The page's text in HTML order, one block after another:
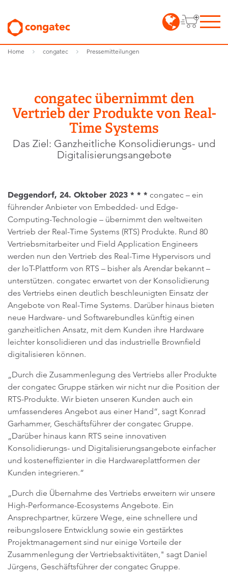
Home congatec Pressemitteilungen
congatec übernimmt den
Vertrieb der Produkte von Real-
Time Systems
Das Ziel: Ganzheitliche Konsolidierungs- und
Digitalisierungsangebote
Deggendorf, 24. Oktober 2023 * * * congatec – ein
führender Anbieter von Embedded- und Edge-
Computing-Technologie – übernimmt den weltweiten
Vertrieb der Real-Time Systems (RTS) Produkte. Rund 80
Vertriebsmitarbeiter und Field Application Engineers
werden nun den Vertrieb des Real-Time Hypervisors und
der IoT-Plattform von RTS – bisher als Arendar bekannt –
unterstützen. congatec erwartet von der Konsolidierung
des Vertriebs einen deutlich beschleunigten Einsatz der
Angebote von Real-Time Systems. Darüber hinaus bieten
neue Hardware- und Softwarebundles künftig einen
ganzheitlichen Ansatz, mit dem Kunden ihre Hardware
leichter konsolidieren und das industrielle Brownfield
digitalisieren können.
„Durch die Zusammenlegung des Vertriebs aller Produkte
der congatec Gruppe stärken wir nicht nur die Position der
RTS-Produkte. Wir bieten unseren Kunden auch ein
umfassenderes Angebot aus einer Hand“, sagt Konrad
Garhammer, Geschäftsführer der congatec Gruppe.
„Darüber hinaus kann RTS seine innovativen
Konsolidierungs- und Digitalisierungsangebote einfacher
und kosteneffizienter in die Hardwareplattformen der
Kunden integrieren.“
„Durch die Übernahme des Vertriebs erweitern wir unsere
High-Performance-Ecosystems Angebote. Ein
Ansprechpartner, kürzere Wege, eine schnellere und
reibungslosere Entwicklung sowie ein gestärktes
Projektmanagement sind nur einige Vorteile der
Zusammenlegung der Vertriebsaktivitäten," sagt Daniel
Jürgens, Geschäftsführer der congatec Gruppe.